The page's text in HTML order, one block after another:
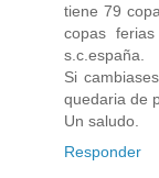
tiene 79
copas
s.c.españa.
Si
quedaria de
Un saludo.
Responder